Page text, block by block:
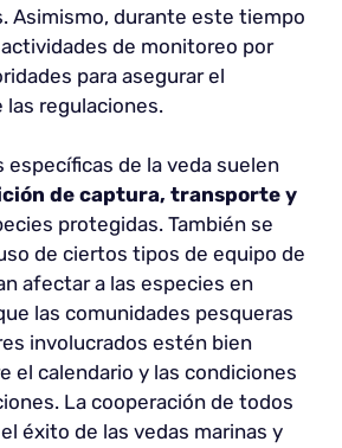
Asimismo, durante este tiempo
de monitoreo por
para asegurar el
regulaciones.
específicas de la veda suelen
de captura, transporte y
protegidas. También se
de ciertos tipos de equipo de
afectar a las especies en
las comunidades pesqueras
involucrados estén bien
el calendario y las condiciones
La cooperación de todos
éxito de las vedas marinas y